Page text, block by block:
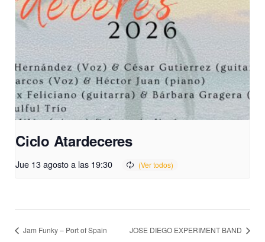
Ciclo Atardeceres
Jue 13 agosto a las 19:30
Jam Funky – Port of Spain JOSE DIEGO EXPERIMENT BAND